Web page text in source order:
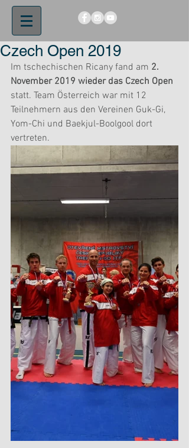
Czech Open 2019
Im tschechischen Ricany fand am 2.
November 2019 wieder das Czech Open
statt. Team Österreich war mit 12
Teilnehmern aus den Vereinen Guk-Gi,
Yom-Chi und Baekjul-Boolgool dort
vertreten.